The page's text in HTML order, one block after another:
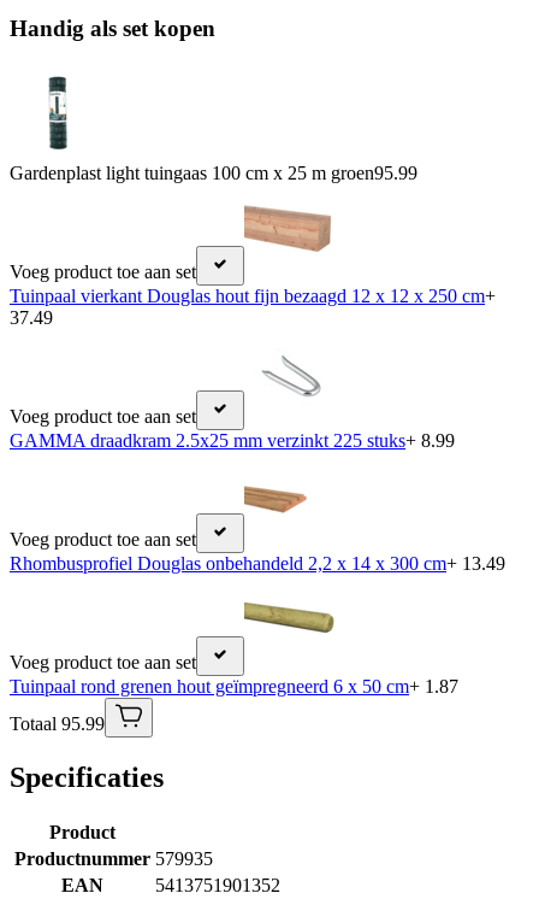
Handig als set kopen
Gardenplast light tuingaas 100 cm x 25 m groen95.99
Voeg product toe aan set
Tuinpaal vierkant Douglas hout fijn bezaagd 12 x 12 x 250 cm+
37.49
Voeg product toe aan set
GAMMA draadkram 2.5x25 mm verzinkt 225 stuks+ 8.99
Voeg product toe aan set
Rhombusprofiel Douglas onbehandeld 2,2 x 14 x 300 cm+ 13.49
Voeg product toe aan set
Tuinpaal rond grenen hout geïmpregneerd 6 x 50 cm+ 1.87
Totaal 95.99
Specificaties
Product
Productnummer 579935
EAN
5413751901352